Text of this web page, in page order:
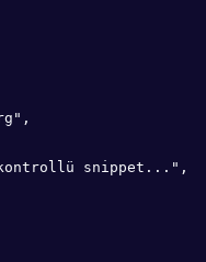
snippet...",